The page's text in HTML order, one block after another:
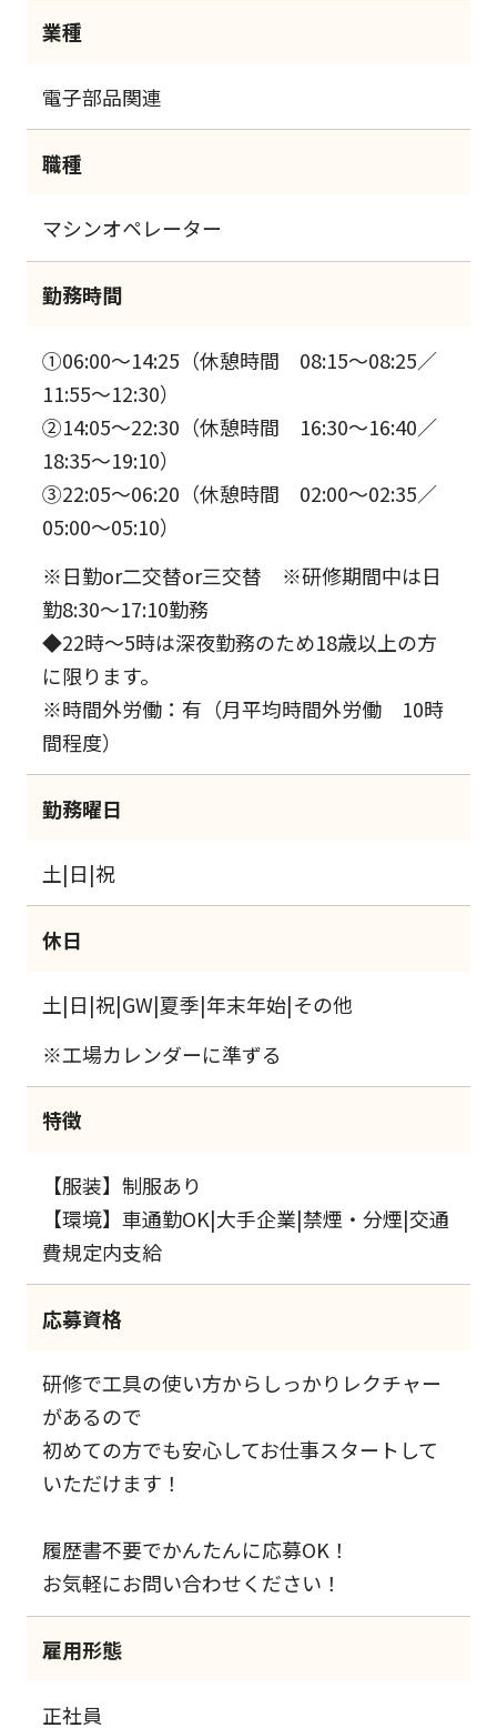
業種
電子部品関連
職種
マシンオペレーター
勤務時間
①06:00～14:25（休憩時間 08:15～08:25／
11:55～12:30）
②14:05～22:30（休憩時間 16:30～16:40／
18:35～19:10）
③22:05～06:20（休憩時間 02:00～02:35／
05:00～05:10）
※日勤or二交替or三交替 ※研修期間中は日
勤8:30～17:10勤務
◆22時～5時は深夜勤務のため18歳以上の方
に限ります。
※時間外労働：有（月平均時間外労働 10時
間程度）
勤務曜日
土|日|祝
休日
土|日|祝|GW|夏季|年末年始|その他
※工場カレンダーに準ずる
特徴
【服装】制服あり
【環境】車通勤OK|大手企業|禁煙・分煙|交通
費規定内支給
応募資格
研修で工具の使い方からしっかりレクチャー
があるので
初めての方でも安心してお仕事スタートして
いただけます！
履歴書不要でかんたんに応募OK！
お気軽にお問い合わせください！
雇用形態
正社員